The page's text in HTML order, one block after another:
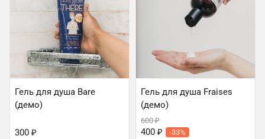
Гель для душа Bare
(демо)
300 ₽
Гель для душа Fraises
(демо)
600₽
400 ₽ -33%